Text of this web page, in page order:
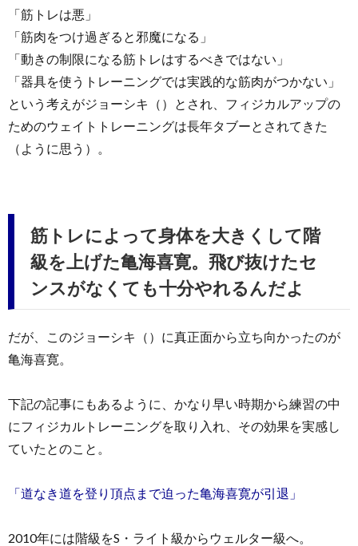
「筋トレは悪」
「筋肉をつけ過ぎると邪魔になる」
「動きの制限になる筋トレはするべきではない」
「器具を使うトレーニングでは実践的な筋肉がつかない」
という考えがジョーシキ（）とされ、フィジカルアップの
ためのウェイトトレーニングは長年タブーとされてきた
（ように思う）。
筋トレによって身体を大きくして階
級を上げた亀海喜寛。飛び抜けたセ
ンスがなくても十分やれるんだよ
だが、このジョーシキ（）に真正面から立ち向かったのが
亀海喜寛。
下記の記事にもあるように、かなり早い時期から練習の中
にフィジカルトレーニングを取り入れ、その効果を実感し
ていたとのこと。
「道なき道を登り頂点まで迫った亀海喜寛が引退」
2010年には階級をS・ライト級からウェルター級へ。